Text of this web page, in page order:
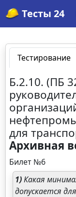
Тесты 24
Тестирование
Б.2.10. (ПБ
для
Архивная
Билет №6
1)Какая
допускается